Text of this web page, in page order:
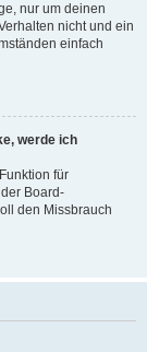
nur um deinen
nicht und ein
einfach
werde ich
für
Board-
den Missbrauch